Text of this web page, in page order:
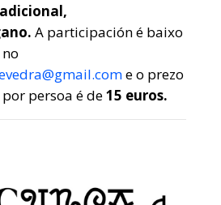
A participación é baixo
e o prezo
persoa é de15 euros.